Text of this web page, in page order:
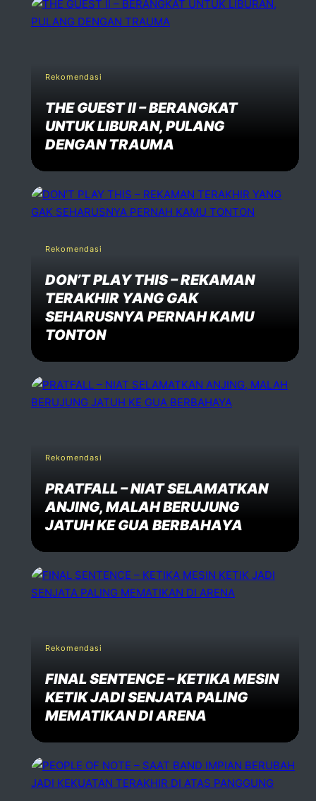
Rekomendasi
THE GUEST II – BERANGKAT
UNTUK LIBURAN, PULANG
DENGAN TRAUMA
Rekomendasi
DON’T PLAY THIS – REKAMAN
TERAKHIR YANG GAK
SEHARUSNYA PERNAH KAMU
TONTON
Rekomendasi
PRATFALL – NIAT SELAMATKAN
ANJING, MALAH BERUJUNG
JATUH KE GUA BERBAHAYA
Rekomendasi
FINAL SENTENCE – KETIKA MESIN
KETIK JADI SENJATA PALING
MEMATIKAN DI ARENA